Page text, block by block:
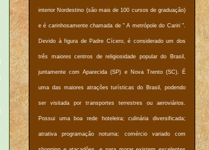
interior Nordestino (são mais de 100 cursos de graduação)
e é carinhosamente chamada de " A metrópole do Cariri ".
Devido à figura de Padre Cícero, é considerado um dos
três maiores centros de religiosidade popular do Brasil,
juntamente com Aparecida (SP) e Nova Trento (SC). É
uma das maiores atrações turísticas do Brasil, podendo
ser visitada por transportes terrestres ou aeroviários.
Possui uma boa rede hoteleira; culinária diversificada;
atrativa programação noturna; comércio variado com